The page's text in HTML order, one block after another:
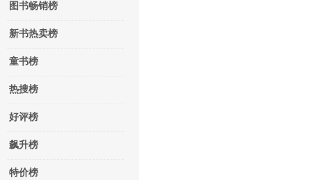
图书畅销榜
新书热卖榜
童书榜
热搜榜
好评榜
飙升榜
特价榜